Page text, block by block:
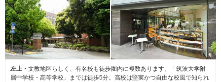
左上・ 文教地区らしく、有名校も徒歩圏内に複数あります。「筑波大学附
属中学校・高等学校」までは徒歩5分。高校は堅実かつ自由な校風で知られ